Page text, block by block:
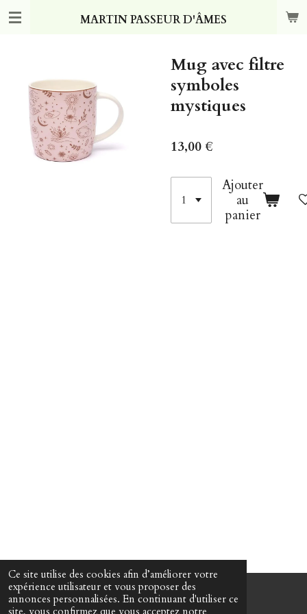
Ce site utilise des cookies afin d’améliorer votre
expérience utilisateur et vous proposer des
annonces personnalisées. En continuant d'utiliser ce
site, vous confirmez que vous acceptez notre
Passer
MARTIN PASSEUR D'ÂMES
Mug avec filtre
symboles
mystiques
13,00 €
Ajouter
au
panier
© 2022 - 2026 Martin Passeur d'âmes